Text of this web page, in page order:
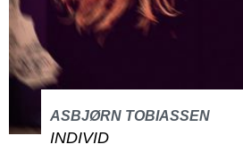
ASBJØRN TOBIASSEN
INDIVID